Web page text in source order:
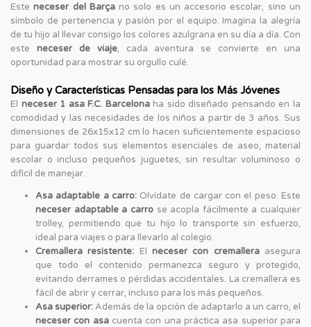
Esteneceser del Barçano solo es un accesorio escolar, sino un
símbolo de pertenencia y pasión por el equipo. Imagina la alegría
de tu hijo al llevar consigo los colores azulgrana en su día a día. Con
este neceser de viaje, cada aventura se convierte en una
oportunidad para mostrar su orgullo culé.
Diseño y Características Pensadas para los Más Jóvenes
El neceser 1 asa F.C. Barcelonaha sido diseñado pensando en la
comodidad y las necesidades de los niños a partir de 3 años. Sus
dimensiones de 26x15x12 cm lo hacen suficientemente espacioso
para guardar todos sus elementos esenciales de aseo, material
escolar o incluso pequeños juguetes, sin resultar voluminoso o
difícil de manejar.
Asa adaptable a carro:Olvídate de cargar con el peso. Este
neceser adaptable a carrose acopla fácilmente a cualquier
trolley, permitiendo que tu hijo lo transporte sin esfuerzo,
ideal para viajes o para llevarlo al colegio.
Cremallera resistente: Elneceser con cremalleraasegura
que todo el contenido permanezca seguro y protegido,
evitando derrames o pérdidas accidentales. La cremallera es
fácil de abrir y cerrar, incluso para los más pequeños.
Asa superior:Además de la opción de adaptarlo a un carro, el
neceser con asacuenta con una práctica asa superior para